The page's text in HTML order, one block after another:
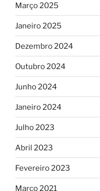
Março 2025
Janeiro 2025
Dezembro 2024
Outubro 2024
Junho 2024
Janeiro 2024
Julho 2023
Abril 2023
Fevereiro 2023
Março 2021